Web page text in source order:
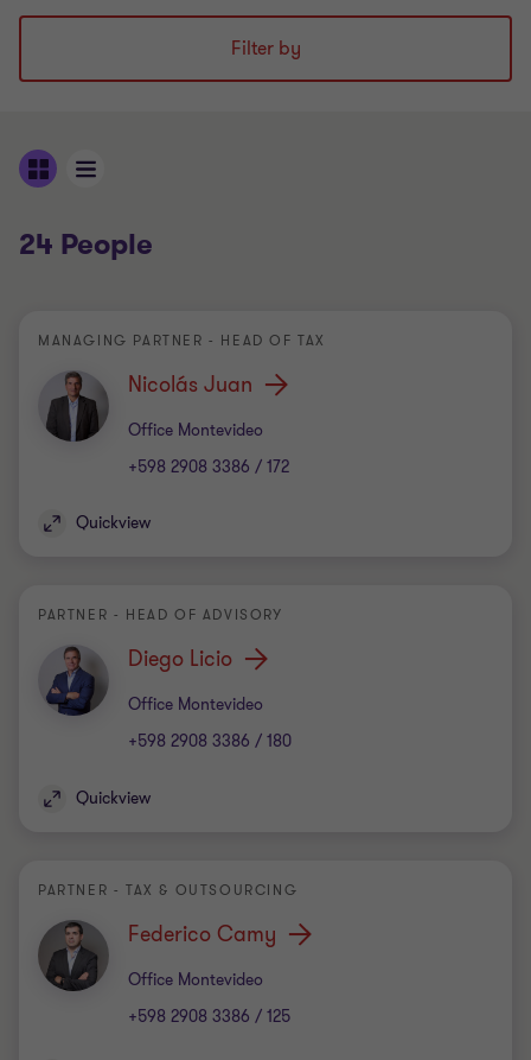
Filter by
24 People
MANAGING PARTNER - HEAD OF TAX
Nicolás Juan
Office Montevideo
Office
+598 2908 3386 / 172
Quickview
PARTNER - HEAD OF ADVISORY
Diego Licio
Office Montevideo
Office
+598 2908 3386 / 180
Quickview
PARTNER - TAX & OUTSOURCING
Federico Camy
Office Montevideo
Office
+598 2908 3386 / 125